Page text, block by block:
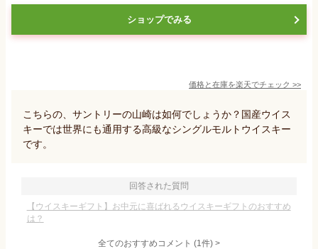
ショップでみる
価格と在庫を楽天でチェック >>
こちらの、サントリーの山崎は如何でしょうか？国産ウイス
キーでは世界にも通用する高級なシングルモルトウイスキー
です。
回答された質問
【ウイスキーギフト】お中元に喜ばれるウイスキーギフトのおすすめ
は？
全てのおすすめコメント (1件) >